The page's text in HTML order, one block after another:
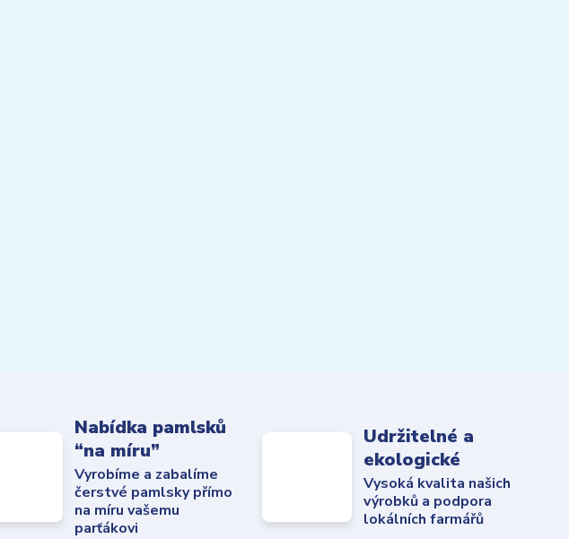
Nabídka pamlsků
“na míru”
Vyrobíme a zabalíme
čerstvé pamlsky přímo
na míru vašemu
parťákovi
Udržitelné a
ekologické
Vysoká kvalita našich
výrobků a podpora
lokálních farmářů